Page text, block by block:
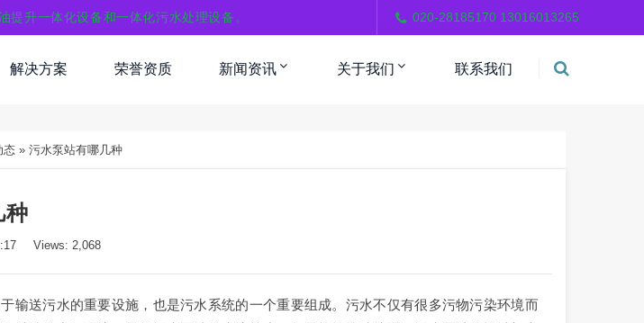
升一体化设备和一体化污水处理设备。 020-28185170 13016013265
解决方案 荣誉资质 新闻资讯 关于我们 联系我们
态 » 污水泵站有哪几种
种
Views: 2,068
输送污水的重要设施，也是污水系统的一个重要组成。污水不仅有很多污物污染环境而